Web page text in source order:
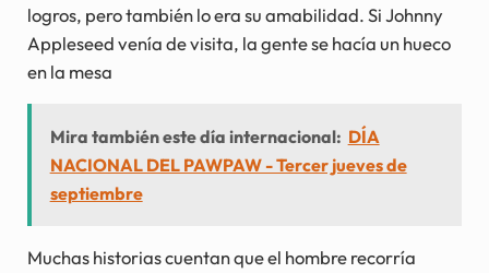
logros, pero también lo era su amabilidad. Si Johnny
Appleseed venía de visita, la gente se hacía un hueco
en la mesa
Mira también este día internacional: DÍA
NACIONAL DEL PAWPAW - Tercer jueves de
septiembre
Muchas historias cuentan que el hombre recorría